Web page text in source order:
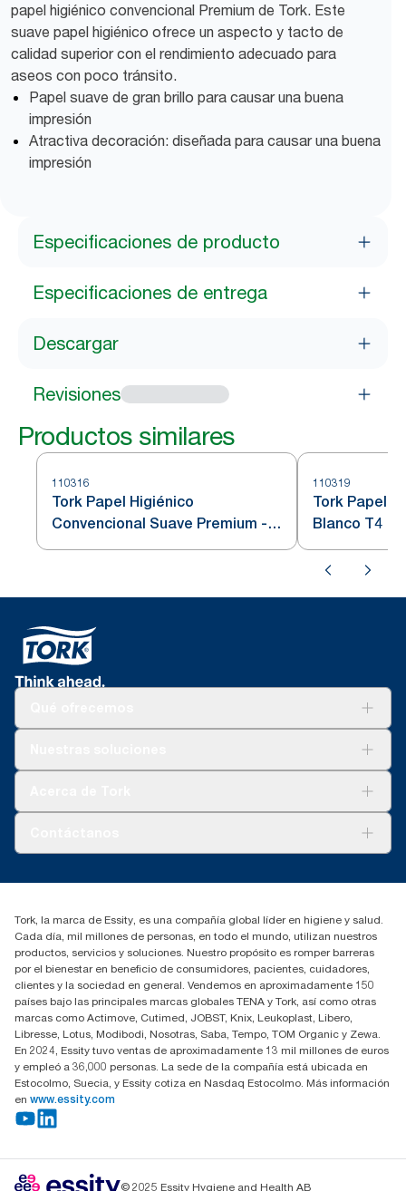
papel higiénico convencional Premium de Tork. Este
suave papel higiénico ofrece un aspecto y tacto de
calidad superior con el rendimiento adecuado para
aseos con poco tránsito.
Papel suave de gran brillo para causar una buena
impresión
Atractiva decoración: diseñada para causar una buena
impresión
Especificaciones de producto
Especificaciones de entrega
Descargar
Revisiones
Productos similares
110316
Tork Papel Higiénico
Convencional Suave Premium - 3
Capas
110319
Tork Papel
Blanco T4
91 657 84 00
Tork, la marca de Essity, es una compañía global líder en higiene y salud.
Cada día, mil millones de personas, en todo el mundo, utilizan nuestros
productos, servicios y soluciones. Nuestro propósito es romper barreras
por el bienestar en beneficio de consumidores, pacientes, cuidadores,
clientes y la sociedad en general. Vendemos en aproximadamente 150
países bajo las principales marcas globales TENA y Tork, así como otras
marcas como Actimove, Cutimed, JOBST, Knix, Leukoplast, Libero,
Libresse, Lotus, Modibodi, Nosotras, Saba, Tempo, TOM Organic y Zewa.
En 2024, Essity tuvo ventas de aproximadamente 13 mil millones de euros
y empleó a 36,000 personas. La sede de la compañía está ubicada en
Estocolmo, Suecia, y Essity cotiza en Nasdaq Estocolmo. Más información
en www.essity.com
© 2025 Essity Hygiene and Health AB